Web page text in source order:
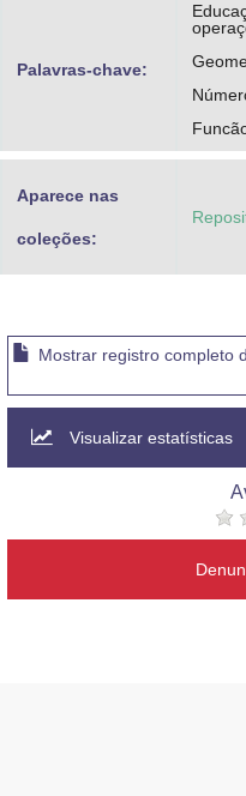
Palavras-chave:
Aparece nas
coleções:
Mostrar registro completo
Visualizar estatísticas